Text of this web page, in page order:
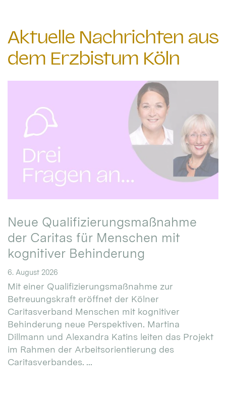
Aktuelle Nachrichten aus
dem Erzbistum Köln
Neue Qualifizierungsmaßnahme
der Caritas für Menschen mit
kognitiver Behinderung
6. August 2026
Mit einer Qualifizierungsmaßnahme zur
Betreuungskraft eröffnet der Kölner
Caritasverband Menschen mit kognitiver
Behinderung neue Perspektiven. Martina
Dillmann und Alexandra Katins leiten das Projekt
im Rahmen der Arbeitsorientierung des
Caritasverbandes. ...